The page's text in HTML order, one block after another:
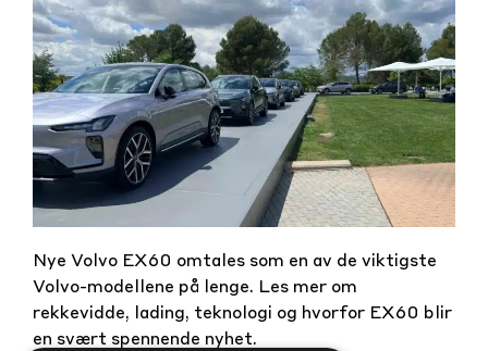
Nye Volvo EX60 omtales som en av de viktigste
Volvo-modellene på lenge. Les mer om
rekkevidde, lading, teknologi og hvorfor EX60 blir
en svært spennende nyhet.